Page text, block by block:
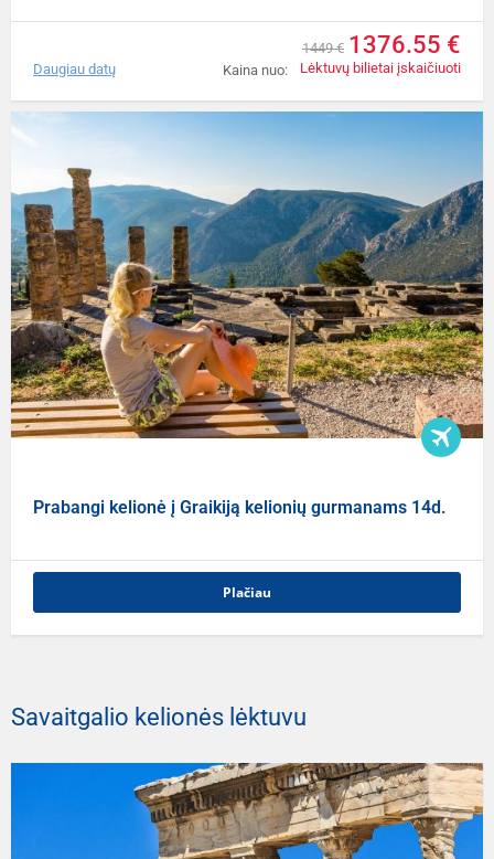
Kaina nuo:
1449 € 1376.55 €
Lėktuvų bilietai įskaičiuoti
Daugiau datų
Prabangi kelionė į Graikiją kelionių gurmanams 14d.
Plačiau
Savaitgalio kelionės lėktuvu